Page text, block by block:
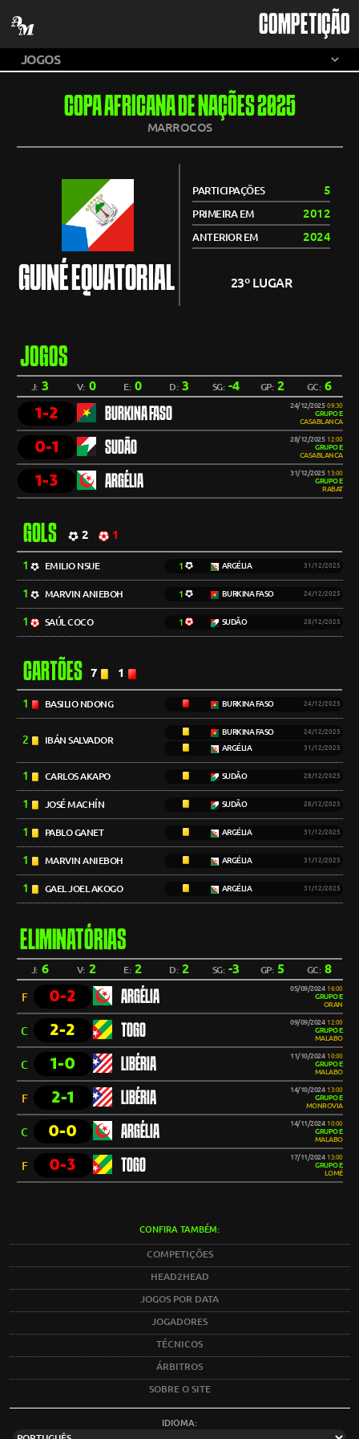
COMPETIÇÃO
COPA AFRICANA DE NAÇÕES 2025
MARROCOS
GUINÉ EQUATORIAL
PARTICIPAÇÕES 5
PRIMEIRA EM 2012
ANTERIOR EM 2024
23º LUGAR
JOGOS
J: 3 V: 0 E:0 D:3 SG:-4 GP: 2 GC: 6
1-2 BURKINA FASO 24/12/2025 09:30
GRUPO E
CASABLANCA
0-1 SUDÃO 28/12/2025 12:00
GRUPO E
CASABLANCA
1-3 ARGÉLIA 31/12/2025 13:00
GRUPO E
RABAT
GOLS 2 1
1 EMILIO NSUE 1 ARGÉLIA 31/12/2025
1 MARVIN ANIEBOH 1 BURKINA FASO 24/12/2025
1 SAÚL COCO 1 SUDÃO 28/12/2025
CARTÕES 7 1
1 BASILIO NDONG BURKINA FASO 24/12/2025
2 IBÁN SALVADOR
BURKINA FASO 24/12/2025
ARGÉLIA 31/12/2025
1 CARLOS AKAPO SUDÃO 28/12/2025
1 JOSÉ MACHÍN SUDÃO 28/12/2025
1 PABLO GANET ARGÉLIA 31/12/2025
1 MARVIN ANIEBOH ARGÉLIA 31/12/2025
1 GAEL JOEL AKOGO ARGÉLIA 31/12/2025
ELIMINATÓRIAS
J: 6 V: 2 E:2 D:2 SG:-3 GP: 5 GC: 8
F 0-2 ARGÉLIA 05/09/2024 16:00
GRUPO E
ORAN
C 2-2 TOGO 09/09/2024 12:00
GRUPO E
MALABO
C 1-0 LIBÉRIA 11/10/2024 10:00
GRUPO E
MALABO
F 2-1 LIBÉRIA 14/10/2024 13:00
GRUPO E
MONROVIA
C 0-0 ARGÉLIA 14/11/2024 10:00
GRUPO E
MALABO
F 0-3 TOGO 17/11/2024 13:00
GRUPO E
LOMÉ
CONFIRA TAMBÉM:
COMPETIÇÕES
HEAD2HEAD
JOGOS POR DATA
JOGADORES
TÉCNICOS
ÁRBITROS
SOBRE O SITE
IDIOMA: